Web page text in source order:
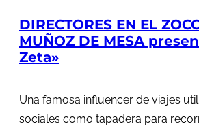
DIRECTORES EN EL
MUÑOZ DE MESA
Zeta»
Una famosa influencer de viajes
sociales como tapadera para